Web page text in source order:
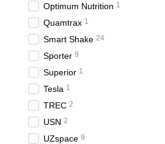
Optimum Nutrition 1
Quamtrax 1
Smart Shake 24
Sporter 9
Superior 1
Tesla 1
TREC 2
USN 2
UZspace 9